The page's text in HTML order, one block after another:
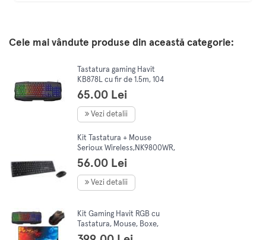
Cele mai vândute produse din această categorie:
Tastatura gaming Havit
KB878L cu fir de 1.5m, 104
taste, conexiune USB,
iluminat RGB, Negru
65.00 Lei
Vezi detalii
Kit Tastatura + Mouse
Serioux Wireless,NK9800WR,
Negru
56.00 Lei
Vezi detalii
Kit Gaming Havit RGB cu
Tastatura, Mouse, Boxe,
Microfon, Mousepad